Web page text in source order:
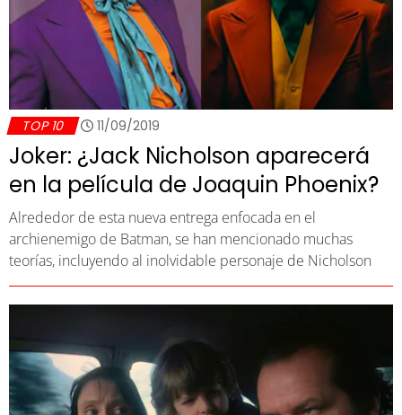
TOP 10 11/09/2019
Joker: ¿Jack Nicholson aparecerá
en la película de Joaquin Phoenix?
Alrededor de esta nueva entrega enfocada en el
archienemigo de Batman, se han mencionado muchas
teorías, incluyendo al inolvidable personaje de Nicholson